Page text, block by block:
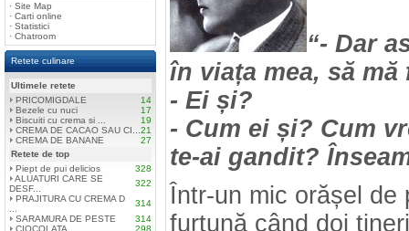
· Site Map
· Carti online
· Statistici
· Chatroom
Retete culinare
Ultimele retete
PRICOMIGDALE
14
Bezele cu nuci
17
Biscuiti cu crema si ...
19
CREMA DE CACAO SAU CI... 21
CREMA DE BANANE
27
Retete de top
Piept de pui delicios
328
ALUATURI CARE SE
DESF...
322
PRAJITURA CU CREMA D
314
SARAMURA DE PESTE
314
CIOCOLATA
298
“- Dar
în viața mea, să
- Ei și?
- Cum ei și? Cum
te-ai gandit?
Într-un mic orășel
furtună când doi